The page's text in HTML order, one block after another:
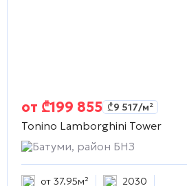
от ₾199 855 ₾9 517/м²
Tonino Lamborghini Tower
Батуми, район БНЗ
от 37.95м² 2030